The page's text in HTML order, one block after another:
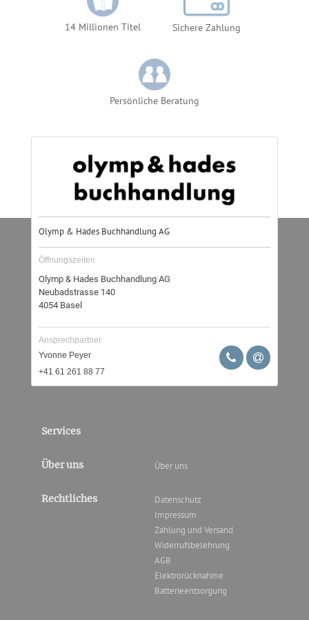
14 Millionen Titel Sichere Zahlung
Persönliche Beratung
Öffnungszeiten
Olymp & Hades Buchhandlung AG
Neubadstrasse 140
4054 Basel
Ansprechpartner
Yvonne Peyer
+41 61 261 88 77
Services
Über uns Über uns
Rechtliches
Datenschutz
Impressum
Zahlung und Versand
Widerrufsbelehrung
AGB
Elektrorücknahme
Batterieentsorgung